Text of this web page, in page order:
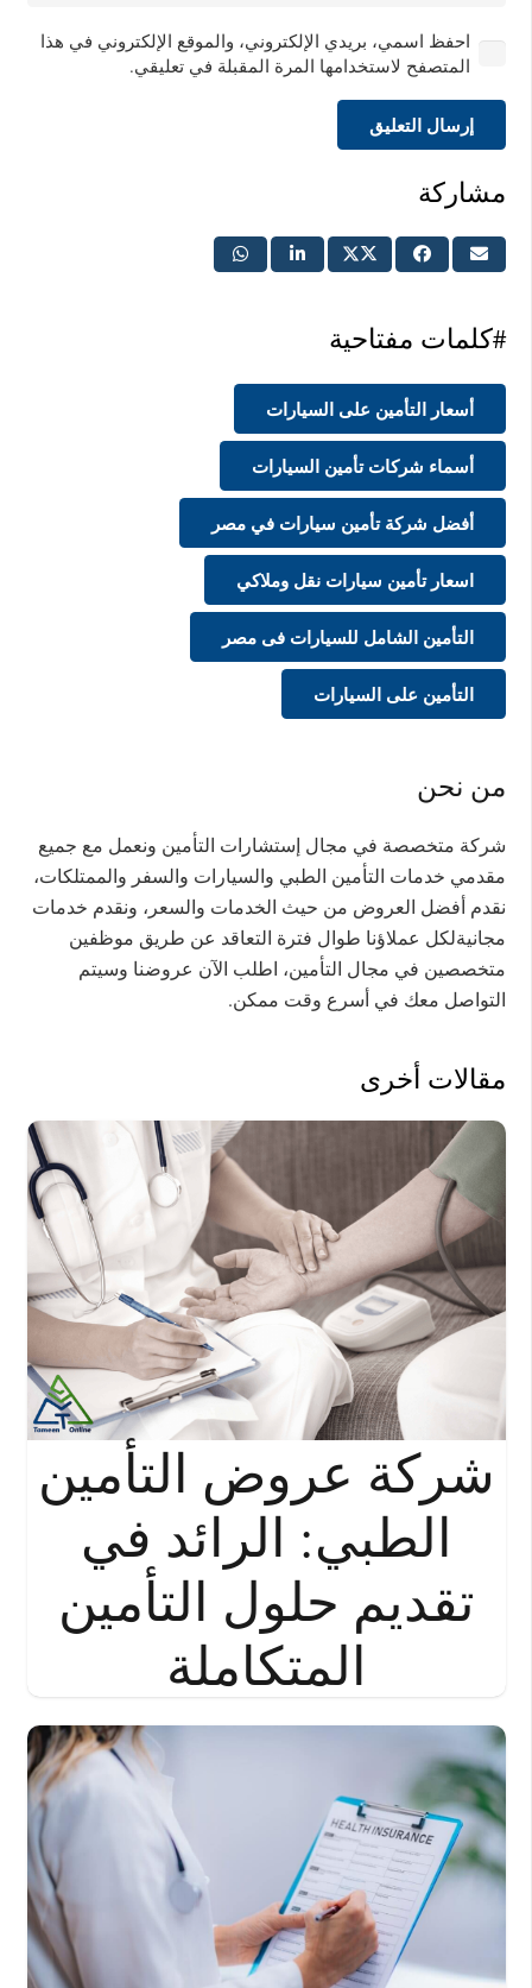
احفظ اسمي، بريدي الإلكتروني، والموقع الإلكتروني في هذا
المتصفح لاستخدامها المرة المقبلة في تعليقي.
إرسال التعليق
مشاركة
#كلمات مفتاحية
أسعار التأمين على السيارات
أسماء شركات تأمين السيارات
أفضل شركة تأمين سيارات في مصر
اسعار تأمين سيارات نقل وملاكي
التأمين الشامل للسيارات فى مصر
التأمين على السيارات
من نحن
شركة متخصصة في مجال إستشارات التأمين ونعمل مع جميع
مقدمي خدمات التأمين الطبي والسيارات والسفر والممتلكات،
نقدم أفضل العروض من حيث الخدمات والسعر، ونقدم خدمات
مجانيةلكل عملاؤنا طوال فترة التعاقد عن طريق موظفين
متخصصين في مجال التأمين، اطلب الآن عروضنا وسيتم
التواصل معك في أسرع وقت ممكن.
مقالات أخرى
شركة عروض التأمين
الطبي: الرائد في
تقديم حلول التأمين
المتكاملة